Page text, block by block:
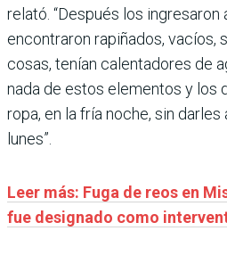
relató. “Después los ingresaron
encontraron rapiñados, vacíos,
cosas, tenían calentadores de
nada de estos elementos y los
ropa, en la fría noche, sin
lunes”.
Leer más: Fuga de reos en
fue designado como